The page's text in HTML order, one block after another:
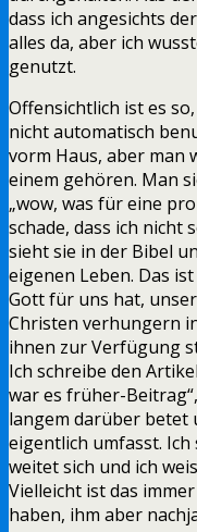
dass ich angesichts
alles da, aber ich
genutzt.
Offensichtlich ist es
nicht automatisch
vorm Haus, aber man
einem gehören. Man
„wow, was für eine
schade, dass ich nicht
sieht sie in der Bibel
eigenen Leben. Das
Gott für uns hat,
Christen verhungern
ihnen zur Verfügung
Ich schreibe den
war es früher-
langem darüber betet
eigentlich umfasst.
weitet sich und ich
Vielleicht ist das
haben, ihm aber